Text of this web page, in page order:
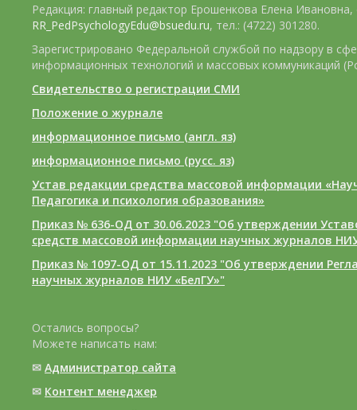
Редакция: главный редактор Ерошенкова Елена Ивановна,
RR_PedPsychologyEdu@bsuedu.ru, тел.: (4722) 301280.
Зарегистрировано Федеральной службой по надзору в
информационных технологий и массовых коммуникаций
Свидетельство о регистрации СМИ
Положение о журнале
информационное письмо (англ. яз)
информационное письмо (русс. яз)
Устав редакции средства массовой информации
Педагогика и психология образования»
Приказ № 636-ОД от 30.06.2023 "Об утверждении
средств массовой информации научных журналов
Приказ № 1097-ОД от 15.11.2023 "Об утверждении
научных журналов НИУ «БелГУ»"
Остались вопросы?
Можете написать нам:
✉ Администратор сайта
✉ Контент менеджер